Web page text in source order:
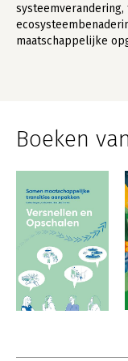
systeemverandering,
maatschappelijke
Boeken